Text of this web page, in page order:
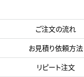
ご注文の流れ
お見積り依頼方法
リピート注文